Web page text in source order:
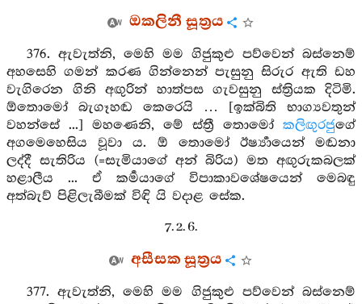
ඔකලිනී සූත්‍රය
376. ඇවැත්නි, මෙහි මම ගිජුකුළු පව්වෙන් බස්නෙම්
අහසෙහි ගමන් කරණ ගින්නෙන් පැසුනු සිරුර ඇති ඩහ
වැගිරෙන ගිනි අඟුරින් හාත්පස ගැවසුනු ස්ත්‍රියක දිටිමි.
ඕතොමෝ බැගෑහඬ කෙරෙයි … [ඉක්බිති භාග්‍යවතුන්
වහන්සේ ...] මහණෙනි, මේ ස්ත්‍රී තොමෝ කලිඟුරජුගේ
අගමෙහෙසිය වූවා ය. ඕ තොමෝ ඊර්‍ෂ්‍යායෙන් මඬනා
ලද්දී සැතිරිය (=සැමියාගේ අන් බිරිය) මත අඟුරුකබලක්
හළාලීය ... ඒ කර්‍මයාගේ විපාකාවශේෂයෙන් මෙබඳු
අත්බැව් පිළිලැබීමක් විඳි යි වදාළ සේක.
7. 2. 6.
අසීසක සූත්‍රය
377. ඇවැත්නි, මෙහි මම ගිජුකුළු පව්වෙන් බස්නෙම්